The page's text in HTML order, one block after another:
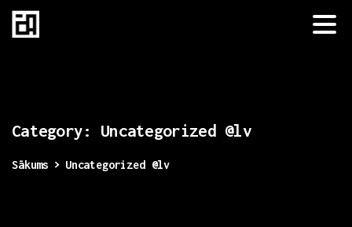
Category: Uncategorized @lv
Sākums Uncategorized @lv